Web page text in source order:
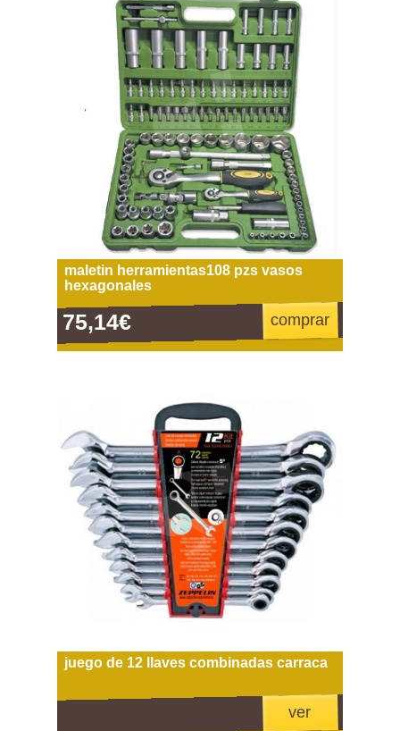
maletin herramientas108 pzs vasos
hexagonales
75,14€ comprar
juego de 12 llaves combinadas carraca
ver